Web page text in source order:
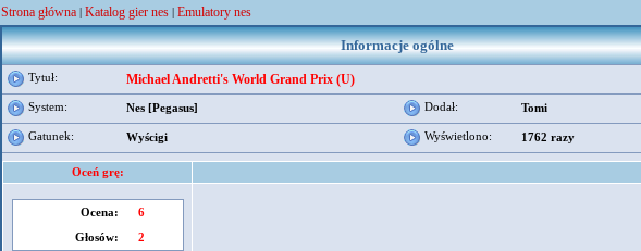
Strona główna | Katalog gier nes | Emulatory nes
Informacje ogólne
Tytuł: Michael Andretti's World Grand Prix (U)
System: Nes [Pegasus] Dodał: Tomi
Gatunek: Wyścigi Wyświetlono: 1762 razy
Oceń grę:
Ocena:
6
Głosów:
2